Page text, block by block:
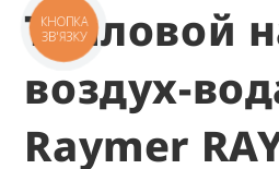
Тепловой
воздух-
Raymer